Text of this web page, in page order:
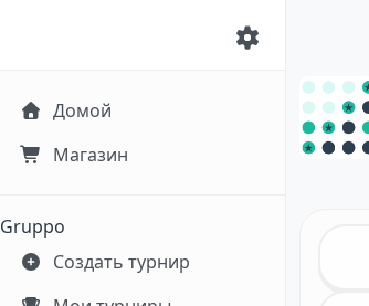
Домой
Магазин
Gruppo
Создать турнир